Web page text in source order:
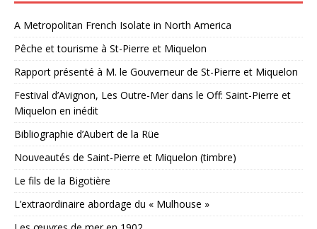
A Metropolitan French Isolate in North America
Pêche et tourisme à St-Pierre et Miquelon
Rapport présenté à M. le Gouverneur de St-Pierre et Miquelon
Festival d’Avignon, Les Outre-Mer dans le Off: Saint-Pierre et
Miquelon en inédit
Bibliographie d’Aubert de la Rüe
Nouveautés de Saint-Pierre et Miquelon (timbre)
Le fils de la Bigotière
L’extraordinaire abordage du « Mulhouse »